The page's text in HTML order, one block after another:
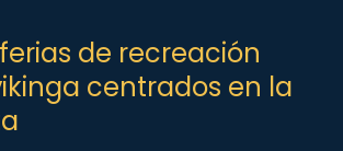
de recreación
centrados en la